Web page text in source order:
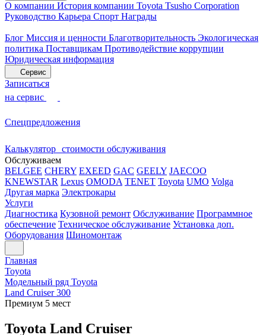
О компании История компании Toyota Tsusho Corporation
Руководство Карьера Спорт Награды
Блог Миссия и ценности Благотворительность Экологическая
политика Поставщикам Противодействие коррупции
Юридическая информация
Сервис
Записаться
на сервис
Спецпредложения
Калькулятор стоимости обслуживания
Обслуживаем
BELGEE CHERY EXEED GAC GEELY JAECOO
KNEWSTAR Lexus OMODA TENET Toyota UMO Volga
Другая марка Электрокары
Услуги
Диагностика Кузовной ремонт Обслуживание Программное
обеспечение Техническое обслуживание Установка доп.
Оборудования Шиномонтаж
Главная
Toyota
Модельный ряд Toyota
Land Cruiser 300
Премиум 5 мест
Toyota Land Cruiser